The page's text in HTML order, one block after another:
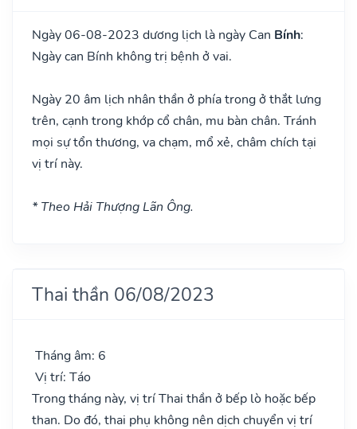
Ngày 06-08-2023 dương lịch là ngày Can Bính:
Ngày can Bính không trị bệnh ở vai.
Ngày 20 âm lịch nhân thần ở phía trong ở thắt lưng
trên, cạnh trong khớp cổ chân, mu bàn chân. Tránh
mọi sự tổn thương, va chạm, mổ xẻ, châm chích tại
vị trí này.
* Theo Hải Thượng Lãn Ông.
Thai thần 06/08/2023
Tháng âm: 6
Vị trí: Táo
Trong tháng này, vị trí Thai thần ở bếp lò hoặc bếp
than. Do đó, thai phụ không nên dịch chuyển vị trí